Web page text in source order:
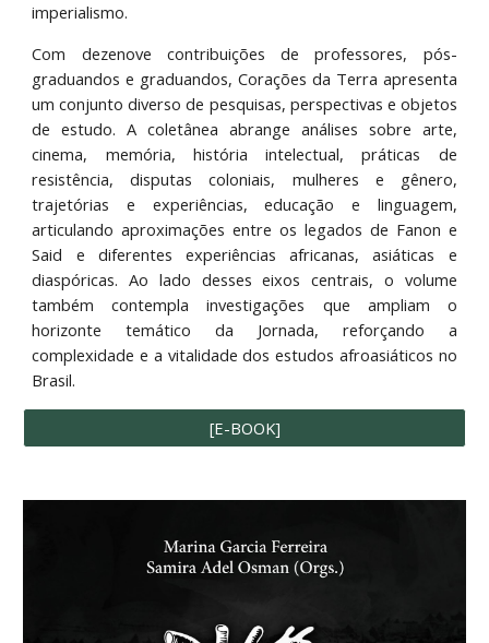
imperialismo.
Com dezenove contribuições de professores, pós-
graduandos e graduandos, Corações da Terra apresenta
um conjunto diverso de pesquisas, perspectivas e objetos
de estudo. A coletânea abrange análises sobre arte,
cinema, memória, história intelectual, práticas de
resistência, disputas coloniais, mulheres e gênero,
trajetórias e experiências, educação e linguagem,
articulando aproximações entre os legados de Fanon e
Said e diferentes experiências africanas, asiáticas e
diaspóricas. Ao lado desses eixos centrais, o volume
também contempla investigações que ampliam o
horizonte temático da Jornada, reforçando a
complexidade e a vitalidade dos estudos afroasiáticos no
Brasil.
[E-BOOK]